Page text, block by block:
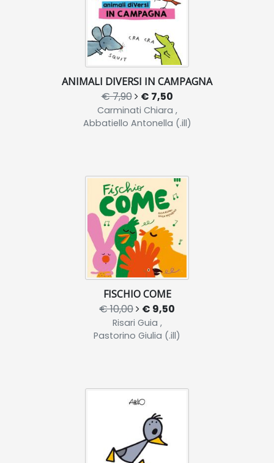
ANIMALI DIVERSI IN CAMPAGNA
€ 7,90 € 7,50
Carminati Chiara ,
Abbatiello Antonella (.ill)
FISCHIO COME
€ 10,00 € 9,50
Risari Guia ,
Pastorino Giulia (.ill)